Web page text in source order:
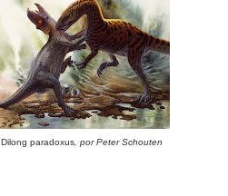
Dilong paradoxus, por Peter Schouten